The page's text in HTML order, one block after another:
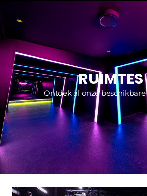
RUIMTES
Ontdek al onze